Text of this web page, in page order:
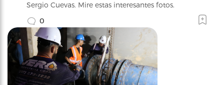
Sergio Cuevas. Mire estas interesantes fotos.
0